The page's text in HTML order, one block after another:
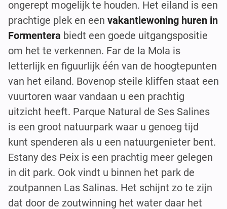
ongerept mogelijk te houden. Het eiland is een
prachtige plek en een vakantiewoning huren in
Formentera biedt een goede uitgangspositie
om het te verkennen. Far de la Mola is
letterlijk en figuurlijk één van de hoogtepunten
van het eiland. Bovenop steile kliffen staat een
vuurtoren waar vandaan u een prachtig
uitzicht heeft. Parque Natural de Ses Salines
is een groot natuurpark waar u genoeg tijd
kunt spenderen als u een natuurgenieter bent.
Estany des Peix is een prachtig meer gelegen
in dit park. Ook vindt u binnen het park de
zoutpannen Las Salinas. Het schijnt zo te zijn
dat door de zoutwinning het water daar het